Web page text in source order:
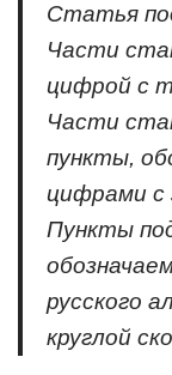
Статья
Части
цифрой с
Части
пункты,
цифрами с
Пункты
русского
круглой